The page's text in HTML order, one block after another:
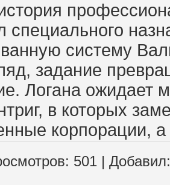
специального
систему
задание
Логана ожидает
в которых
корпорации,
501| Добавил: